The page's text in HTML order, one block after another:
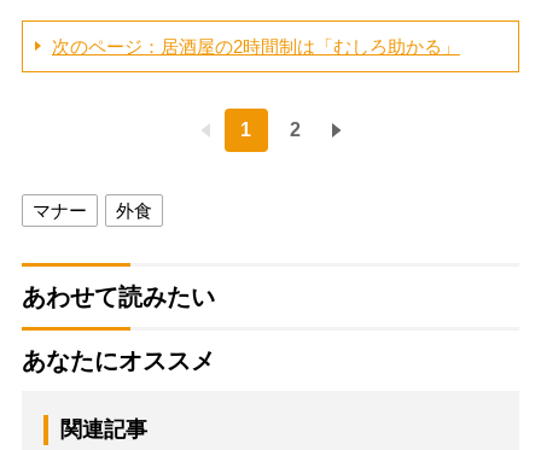
次のページ：居酒屋の2時間制は「むしろ助かる」
1 2
マナー 外食
あわせて読みたい
あなたにオススメ
関連記事